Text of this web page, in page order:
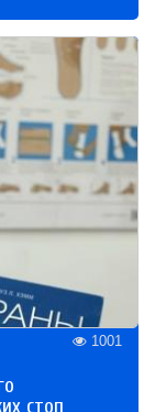
1001
стоп